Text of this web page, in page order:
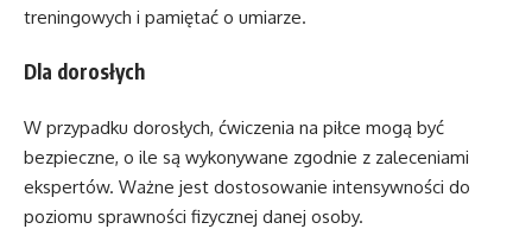
treningowych i pamiętać o umiarze.
Dla dorosłych
W przypadku dorosłych, ćwiczenia na piłce mogą być
bezpieczne, o ile są wykonywane zgodnie z zaleceniami
ekspertów. Ważne jest dostosowanie intensywności do
poziomu sprawności fizycznej danej osoby.